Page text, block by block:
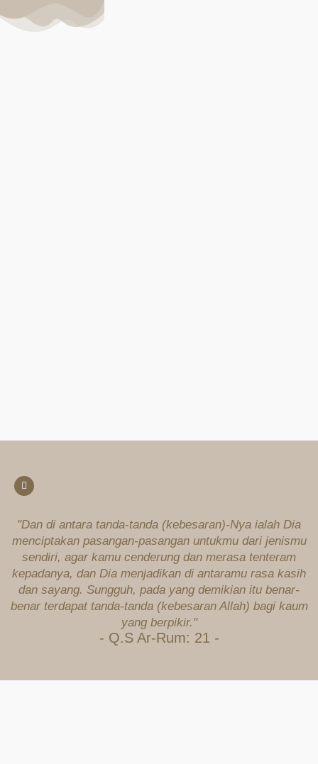
"Dan di antara tanda-tanda (kebesaran)-Nya ialah Dia
menciptakan pasangan-pasangan untukmu dari jenismu
sendiri, agar kamu cenderung dan merasa tenteram
kepadanya, dan Dia menjadikan di antaramu rasa kasih
dan sayang. Sungguh, pada yang demikian itu benar-
benar terdapat tanda-tanda (kebesaran Allah) bagi kaum
yang berpikir."
- Q.S Ar-Rum: 21 -